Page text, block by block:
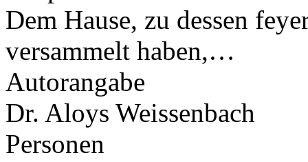
Dem Hause, zu dessen
versammelt haben,…
Autorangabe
Dr. Aloys Weissenbach
Personen